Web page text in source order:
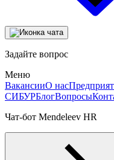
Задайте вопрос
Меню
ВакансииО нас
СИБУРБлогВопросы
Чат-бот Mendeleev HR